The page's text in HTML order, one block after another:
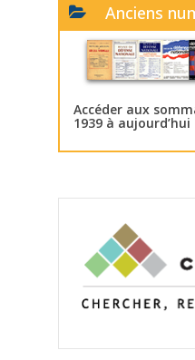
Anciens
Accéder aux
1939 à aujourd’hui